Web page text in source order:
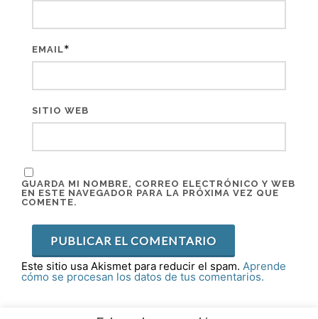
EMAIL*
SITIO WEB
GUARDA MI NOMBRE, CORREO ELECTRÓNICO Y WEB
EN ESTE NAVEGADOR PARA LA PRÓXIMA VEZ QUE
COMENTE.
Este sitio usa Akismet para reducir el spam. Aprende
cómo se procesan los datos de tus comentarios.